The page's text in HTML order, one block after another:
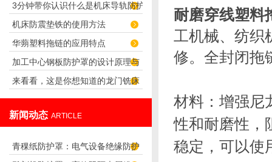
3分钟带你认识什么是机床导轨防护
罩
机床防震垫铁的使用方法
华蒴塑料拖链的应用特点
加工中心钢板防护罩的设计原理与
应用
来看看，这是你想知道的龙门铣床
新闻动态 ARTICLE
青稞纸防护罩：电气设备绝缘防护
耐磨穿线塑料
工机械、纺织
修。全封闭拖
材料：增强尼
性和耐磨性，
稳定，可以使